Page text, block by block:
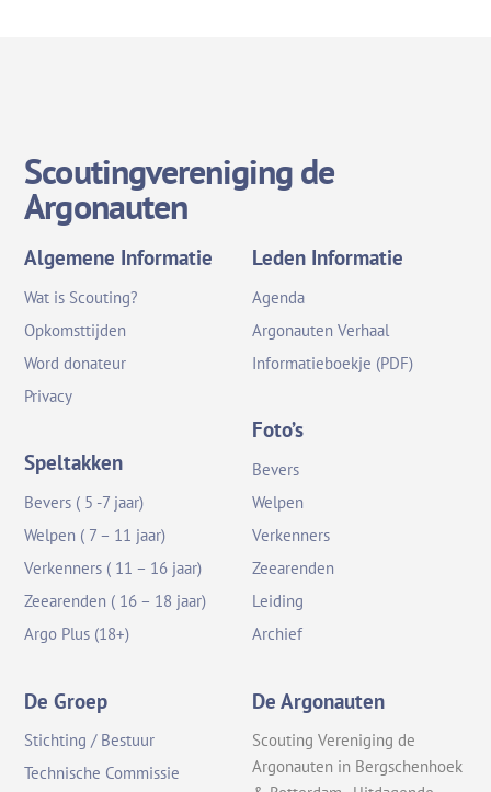
Scoutingvereniging de
Argonauten
Algemene Informatie
Wat is Scouting?
Opkomsttijden
Word donateur
Privacy
Speltakken
Bevers ( 5 -7 jaar)
Welpen ( 7 – 11 jaar)
Verkenners ( 11 – 16 jaar)
Zeearenden ( 16 – 18 jaar)
Argo Plus (18+)
Leden Informatie
Agenda
Argonauten Verhaal
Informatieboekje (PDF)
Foto’s
Bevers
Welpen
Verkenners
Zeearenden
Leiding
Archief
De Groep
Stichting / Bestuur
Technische Commissie
De Argonauten
Scouting Vereniging de
Argonauten in Bergschenhoek